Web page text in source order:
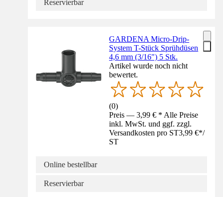
Reservierbar
GARDENA Micro-Drip-
System T-Stück Sprühdüsen
4,6 mm (3/16") 5 Stk.
Artikel wurde noch nicht
bewertet.
(0)
Preis — 3,99 € * Alle Preise
inkl. MwSt. und ggf. zzgl.
Versandkosten pro ST3,99 €*/
ST
Online bestellbar
Reservierbar